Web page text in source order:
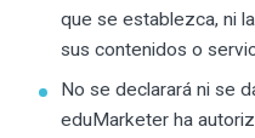
que se establezca, ni
sus contenidos o
No se declarará ni se
eduMarketer ha